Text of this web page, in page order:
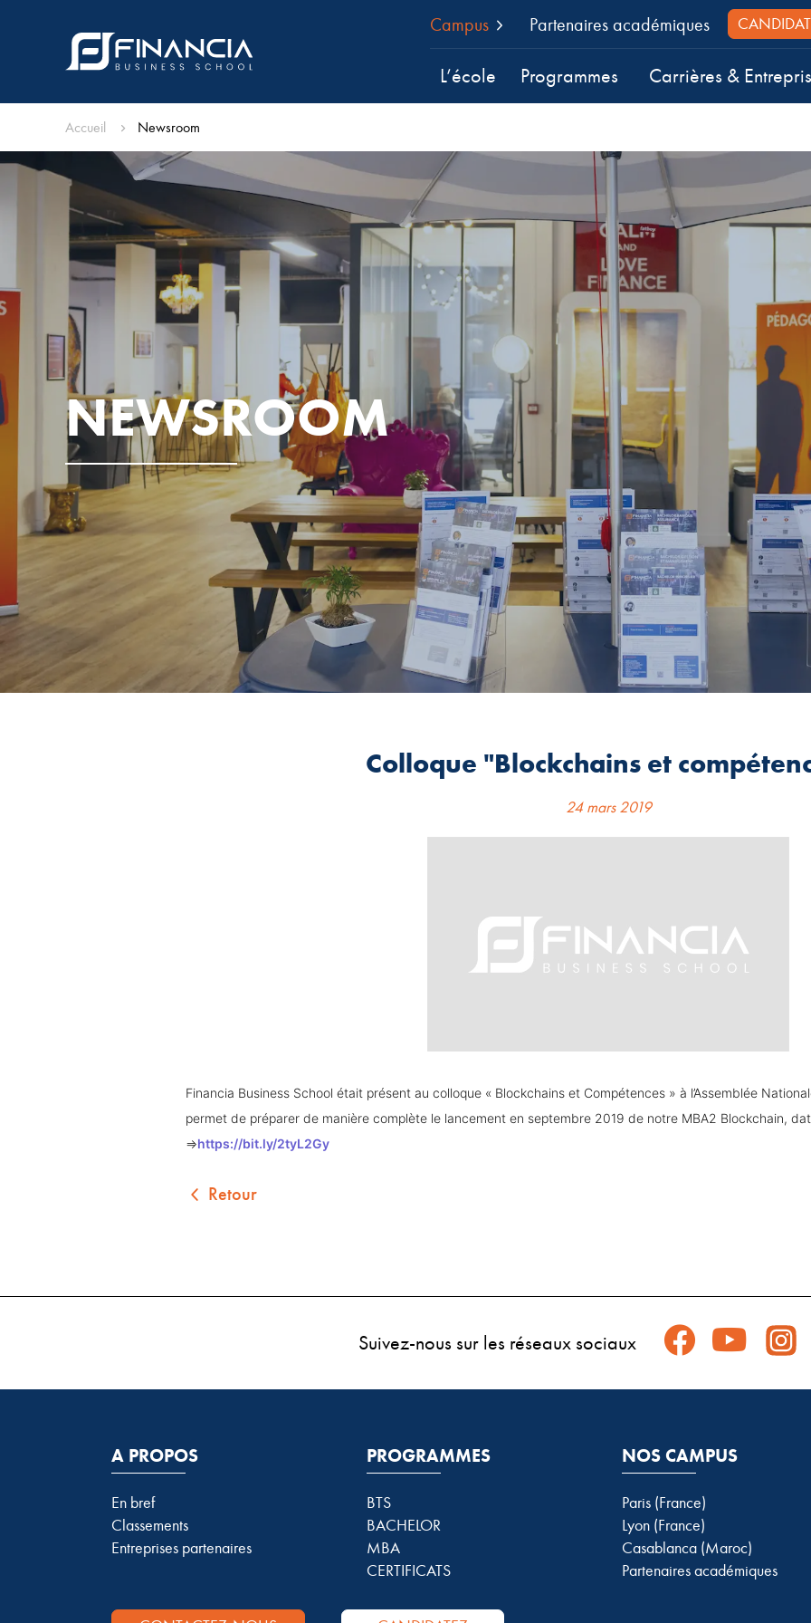
Campus Partenaires académiques
L’école Programmes Carrières &
Accueil Newsroom
NEWSROOM
Colloque "Blockchains et
24 mars 2019
Financia Business School était présent au colloque « Blockchains et Compétences » à l’Assemblée
permet de préparer de manière complète le lancement en septembre 2019 de notre MBA2 Blockchain,
=>https://bit.ly/2tyL2Gy
Retour
Suivez-nous sur les réseaux sociaux
A PROPOS
En bref
Classements
Entreprises partenaires
PROGRAMMES
BTS
BACHELOR
MBA
CERTIFICATS
NOS CAMPUS
Paris (France)
Lyon (France)
Casablanca (Maroc)
Partenaires académiques